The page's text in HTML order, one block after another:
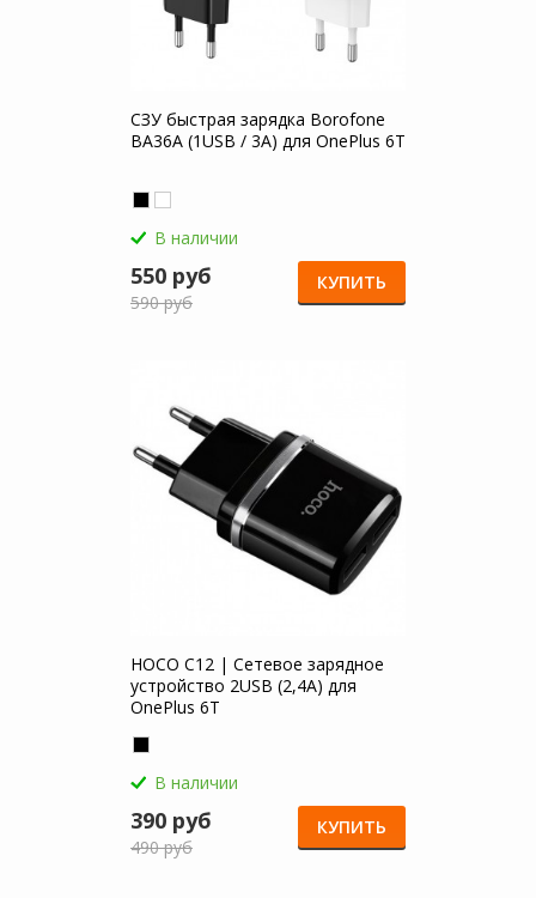
СЗУ быстрая зарядка Borofone
BA36A (1USB / 3A) для OnePlus 6T
В наличии
550 руб
590 руб
КУПИТЬ
HOCO C12 | Сетевое зарядное
устройство 2USB (2,4А) для
OnePlus 6T
В наличии
390 руб
490 руб
КУПИТЬ